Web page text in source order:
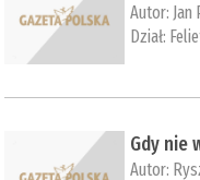
Autor: Jan
Dział:
Gdy nie
Autor: